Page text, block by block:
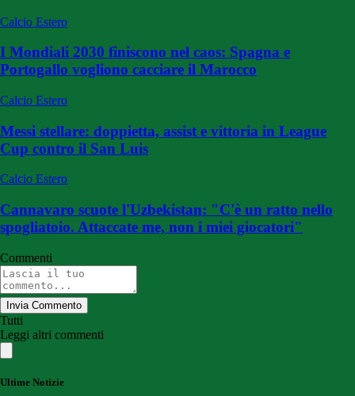
Calcio Estero
I Mondiali 2030 finiscono nel caos: Spagna e
Portogallo vogliono cacciare il Marocco
Calcio Estero
Messi stellare: doppietta, assist e vittoria in League
Cup contro il San Luis
Calcio Estero
Cannavaro scuote l'Uzbekistan: "C'è un ratto nello
spogliatoio. Attaccate me, non i miei giocatori"
Commenti
Invia Commento
Tutti
Leggi altri commenti
Ultime Notizie